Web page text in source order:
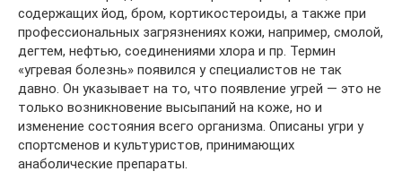
содержащих йод, бром, кортикостероиды, а также при
профессиональных загрязнениях кожи, например, смолой,
дегтем, нефтью, соединениями хлора и пр. Термин
«угревая болезнь» появился у специалистов не так
давно. Он указывает на то, что появление угрей — это не
только возникновение высыпаний на коже, но и
изменение состояния всего организма. Описаны угри у
спортсменов и культуристов, принимающих
анаболические препараты.